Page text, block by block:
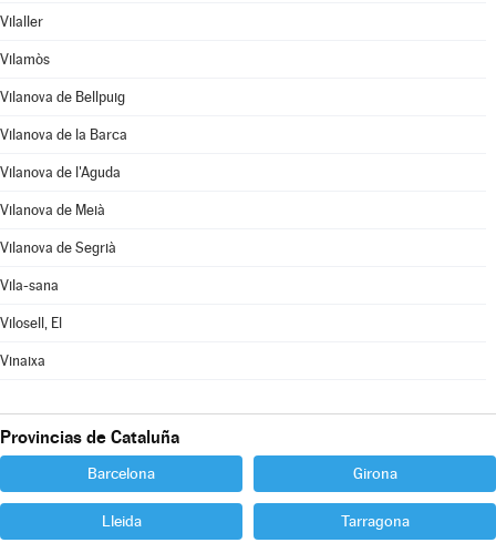
Vilaller
Vilamòs
Vilanova de Bellpuig
Vilanova de la Barca
Vilanova de l'Aguda
Vilanova de Meià
Vilanova de Segrià
Vila-sana
Vilosell, El
Vinaixa
Provincias de Cataluña
Barcelona Girona
Lleida Tarragona